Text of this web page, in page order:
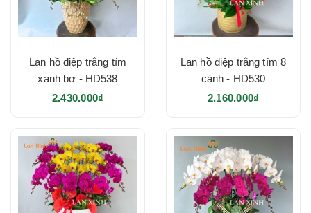
Lan hồ điệp trắng tím
xanh bơ - HD538
2.430.000₫
Lan hồ điệp trắng tím 8
cành - HD530
2.160.000₫